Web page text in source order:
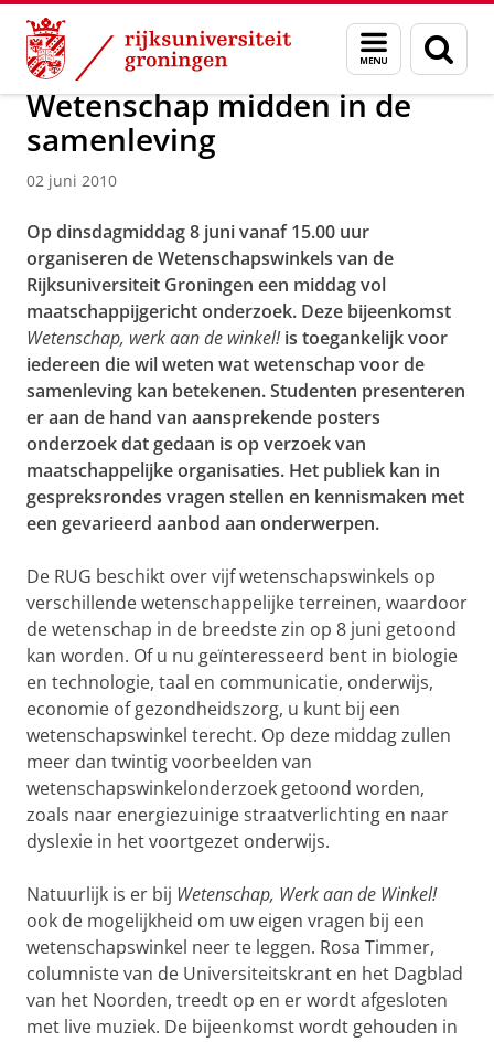
Skip
Content
Skip
Navigation
Menu
en
zoeken
Over ons Actueel Nieuws Nieuwsberichten
Wetenschap midden in de
samenleving
02 juni 2010
Op dinsdagmiddag 8 juni vanaf 15.00 uur
organiseren de Wetenschapswinkels van de
Rijksuniversiteit Groningen een middag vol
maatschappijgericht onderzoek. Deze bijeenkomst
Wetenschap, werk aan de winkel!is toegankelijk voor
iedereen die wil weten wat wetenschap voor de
samenleving kan betekenen. Studenten presenteren
er aan de hand van aansprekende posters
onderzoek dat gedaan is op verzoek van
maatschappelijke organisaties. Het publiek kan in
gespreksrondes vragen stellen en kennismaken met
een gevarieerd aanbod aan onderwerpen.
De RUG beschikt over vijf wetenschapswinkels op
verschillende wetenschappelijke terreinen, waardoor
de wetenschap in de breedste zin op 8 juni getoond
kan worden. Of u nu geïnteresseerd bent in biologie
en technologie, taal en communicatie, onderwijs,
economie of gezondheidszorg, u kunt bij een
wetenschapswinkel terecht. Op deze middag zullen
meer dan twintig voorbeelden van
wetenschapswinkelonderzoek getoond worden,
zoals naar energiezuinige straatverlichting en naar
dyslexie in het voortgezet onderwijs.
Natuurlijk is er bij Wetenschap, Werk aan de Winkel!
ook de mogelijkheid om uw eigen vragen bij een
wetenschapswinkel neer te leggen. Rosa Timmer,
columniste van de Universiteitskrant en het Dagblad
van het Noorden, treedt op en er wordt afgesloten
met live muziek. De bijeenkomst wordt gehouden in